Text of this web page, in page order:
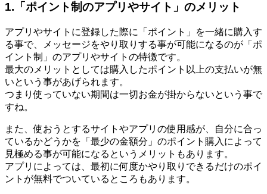
1.「ポイント制のアプリやサイト」のメリット
アプリやサイトに登録した際に「ポイント」を一緒に購入す
る事で、メッセージをやり取りする事が可能になるのが「ポ
イント制」のアプリやサイトの特徴です。
最大のメリットとしては購入したポイント以上の支払いが無
いという事があげられます。
つまり使っていない期間は一切お金が掛からないという事で
すね。
また、使おうとするサイトやアプリの使用感が、自分に合っ
ているかどうかを「最少の金額分」のポイント購入によって
見極める事が可能になるというメリットもあります。
アプリによっては、最初に何度かやり取りできるだけのポイ
ントが無料でついているところもあります。